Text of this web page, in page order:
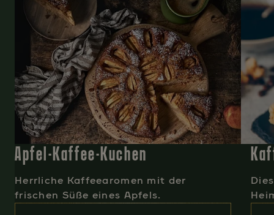
Apfel-Kaffee-Kuchen
Herrliche Kaffeearomen mit der
frischen Süße eines Apfels.